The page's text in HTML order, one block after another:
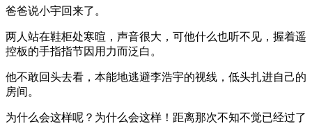
爸爸说小宇回来了。
两人站在鞋柜处寒暄，声音很大，可他什么也听不见，握着遥
控板的手指指节因用力而泛白。
他不敢回头去看，本能地逃避李浩宇的视线，低头扎进自己的
房间。
为什么会这样呢？为什么会这样！距离那次不知不觉已经过了